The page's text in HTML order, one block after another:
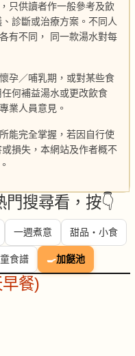
只供讀者作一般參考及飲
診斷或治療方案。不同人
有不同， 同一款湯水對每
孕／哺乳期，或對某些食
何補益湯水或更改飲食
業人員意見。
能完全掌握，若因自行使
損失，本網站及作者概不
搜尋看，按👇
一週煮意 甜品・小食
食譜 🍳加餸池
餐)